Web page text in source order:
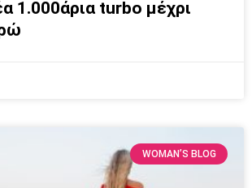
1.000άρια turbo μέχρι
WOMAN’S BLOG